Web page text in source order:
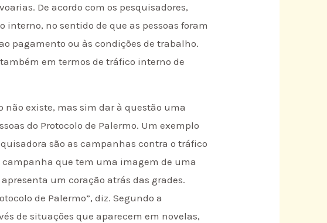
De acordo com os pesquisadores,
interno, no sentido de que as pessoas foram
pagamento ou às condições de trabalho.
em termos de tráfico interno de
existe, mas sim dar à questão uma
do Protocolo de Palermo. Um exemplo
são as campanhas contra o tráfico
campanha que tem uma imagem de uma
um coração atrás das grades.
de Palermo”, diz. Segundo a
de situações que aparecem em novelas,